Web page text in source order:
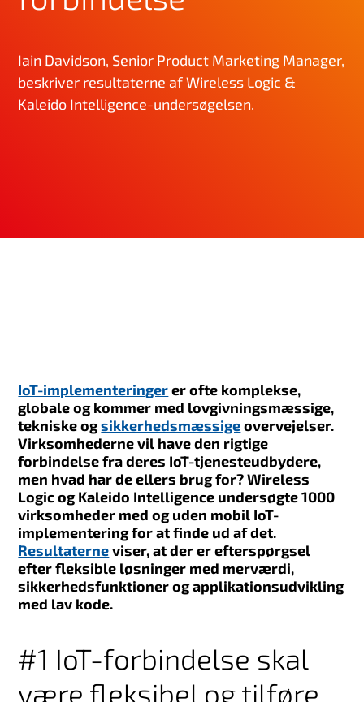
Iain Davidson, Senior Product Marketing Manager,
beskriver resultaterne af Wireless Logic &
Kaleido Intelligence-undersøgelsen.
IoT-implementeringerer ofte komplekse,
globale og kommer med lovgivningsmæssige,
tekniske ogsikkerhedsmæssigeovervejelser.
Virksomhederne vil have den rigtige
forbindelse fra deres IoT-tjenesteudbydere,
men hvad har de ellers brug for? Wireless
Logic og Kaleido Intelligence undersøgte 1000
virksomheder med og uden mobil IoT-
implementering for at finde ud af det.
Resultaterneviser, at der er efterspørgsel
efter fleksible løsninger med merværdi,
sikkerhedsfunktioner og applikationsudvikling
med lav kode.
#1 IoT-forbindelse skal
være fleksibel og tilføre